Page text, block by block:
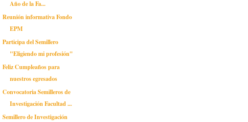
Año de la Fa...
Reunión informativa Fondo
EPM
Participa del Semillero
"Eligiendo mi profesión"
Feliz Cumpleaños para
nuestros egresados
Convocatoria Semilleros de
Investigación Facultad ...
Semillero de Investigación